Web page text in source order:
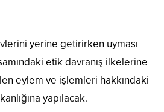
yerine getirirken uyması
etik davranış ilkelerine
eylem ve işlemleri hakkındaki
yapılacak.